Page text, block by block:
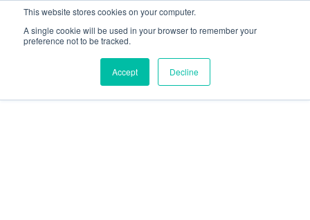
This website stores cookies on your computer.
A single cookie will be used in your browser to remember your
preference not to be tracked.
Accept Decline